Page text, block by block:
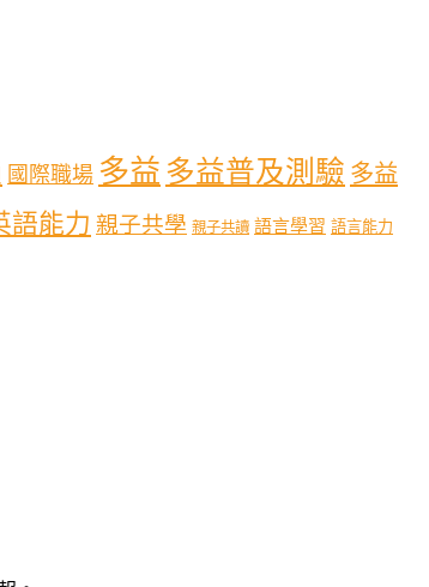
國際職場 多益 多益普及測驗 多益
語能力 親子共學 親子共讀 語言學習 語言能力